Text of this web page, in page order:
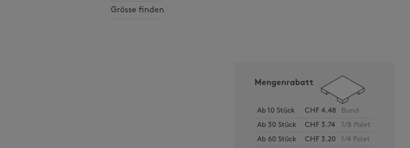
Grösse finden
Mengenrabatt
Ab 10 Stück CHF 4.48
Bund
Ab 30 Stück CHF 3.74
1/8 Palet
Ab 60 Stück CHF 3.20
1/4 Palet